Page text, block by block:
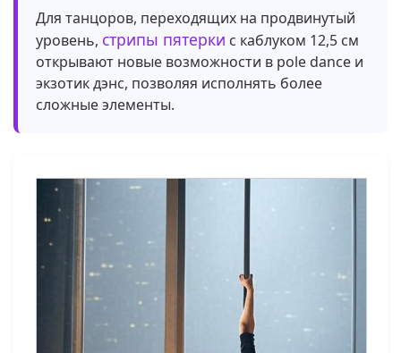
Для танцоров, переходящих на продвинутый
уровень, стрипы пятерки с каблуком 12,5 см
открывают новые возможности в pole dance и
экзотик дэнс, позволяя исполнять более
сложные элементы.